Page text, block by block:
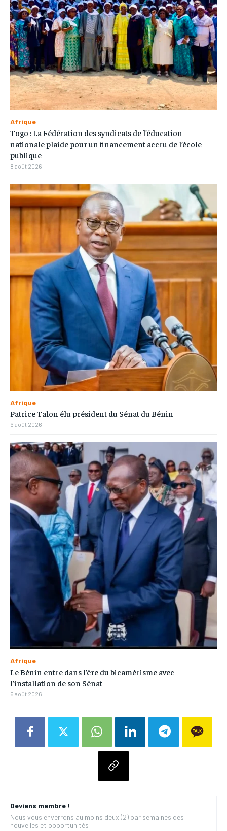
Deviens membre !
Nous vous enverrons au moins deux (2) par semaines des
nouvelles et opportunités
Afrique
Togo : La Fédération des syndicats de l’éducation
nationale plaide pour un financement accru de l’école
publique
8 août 2026
Afrique
Patrice Talon élu président du Sénat du Bénin
6 août 2026
Afrique
Le Bénin entre dans l’ère du bicamérisme avec
l’installation de son Sénat
6 août 2026